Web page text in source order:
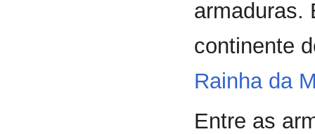
armaduras.
continente
Rainha da
Entre as